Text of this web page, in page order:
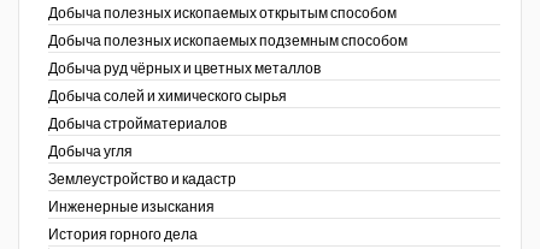
Добыча полезных ископаемых открытым способом
Добыча полезных ископаемых подземным способом
Добыча руд чёрных и цветных металлов
Добыча солей и химического сырья
Добыча стройматериалов
Добыча угля
Землеустройство и кадастр
Инженерные изыскания
История горного дела
распределение
Coal People Magazine
PWC